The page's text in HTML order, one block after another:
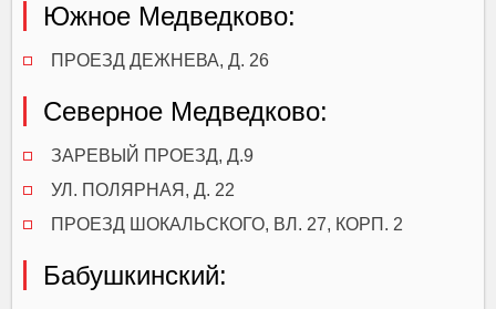
Южное Медведково:
ПРОЕЗД ДЕЖНЕВА, Д. 26
Северное Медведково:
ЗАРЕВЫЙ ПРОЕЗД, Д.9
УЛ. ПОЛЯРНАЯ, Д. 22
ПРОЕЗД ШОКАЛЬСКОГО, ВЛ. 27, КОРП. 2
Бабушкинский: